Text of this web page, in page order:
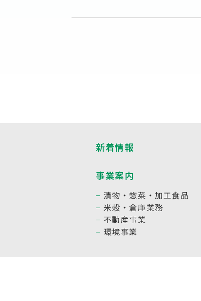
新着情報
事業案内
漬物・惣菜・加工食品
米穀・倉庫業務
不動産事業
環境事業